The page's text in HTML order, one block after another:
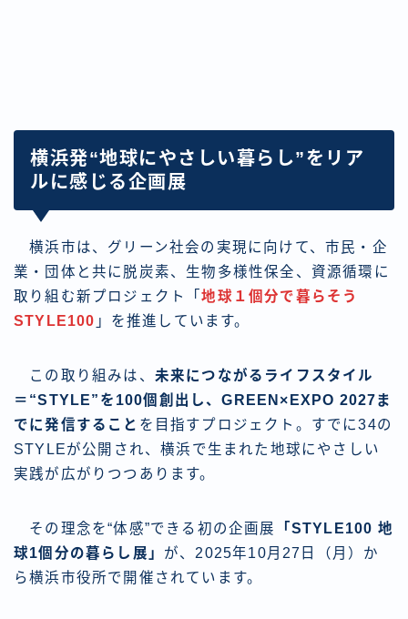
横浜発“地球にやさしい暮らし”をリア
ルに感じる企画展
横浜市は、グリーン社会の実現に向けて、市民・企
業・団体と共に脱炭素、生物多様性保全、資源循環に
取り組む新プロジェクト「地球１個分で暮らそう
STYLE100 」を推進しています。
この取り組みは、 未来につながるライフスタイル
＝“STYLE”を100個創出し、GREEN×EXPO 2027ま
でに発信すること を目指すプロジェクト。すでに34の
STYLEが公開され、横浜で生まれた地球にやさしい
実践が広がりつつあります。
その理念を“体感”できる初の企画展
「STYLE100 地
球1個分の暮らし展」 が、2025年10月27日（月）か
ら横浜市役所で開催されています。